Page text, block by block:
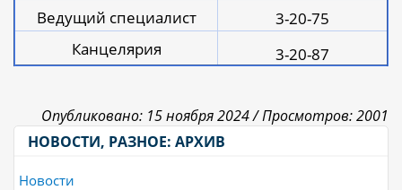
Ведущий специалист
3-20-75
Канцелярия
3-20-87
Опубликовано: 15 ноября 2024 /Просмотров: 2001
НОВОСТИ, РАЗНОЕ: АРХИВ
Новости